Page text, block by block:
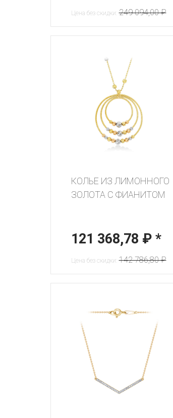
Цена без скидки: 249 094,00 ₽
КОЛЬЕ ИЗ ЛИМОННОГО
ЗОЛОТА С ФИАНИТОМ
121 368,78 ₽ *
Цена без скидки: 142 786,80 ₽